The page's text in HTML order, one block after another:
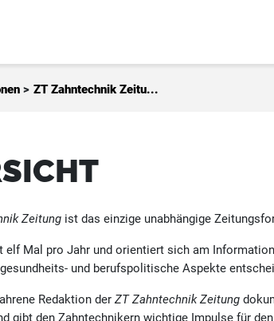
> ZT Zahntechnik Zeitu...
Zeitung ist das einzige unabhängige
Mal pro Jahr und orientiert sich am
und berufspolitische Aspekte
Redaktion derZT Zahntechnik Zeitung
gibt den Zahntechnikern wichtige Impulse für